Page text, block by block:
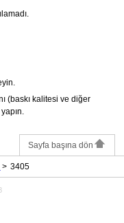
(baskı kalitesi ve diğer
Sayfa başına dön
3405